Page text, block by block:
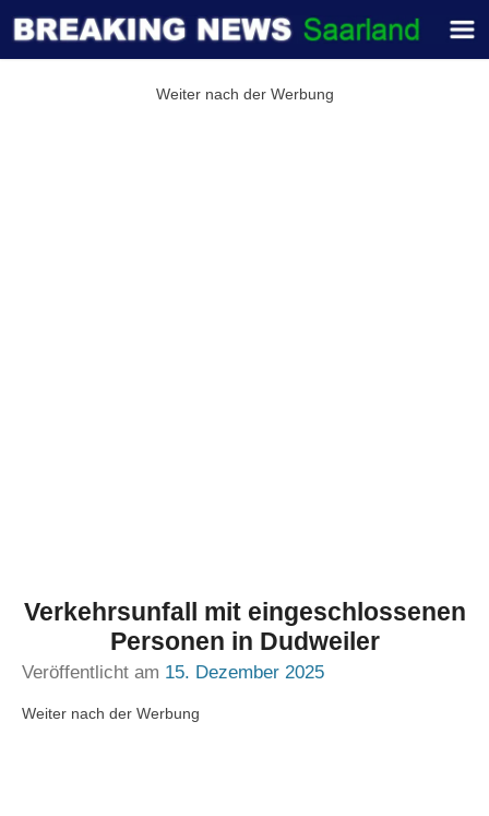
Weiter nach der Werbung
Verkehrsunfall mit eingeschlossenen
Personen in Dudweiler
Veröffentlicht am 15. Dezember 2025
Weiter nach der Werbung